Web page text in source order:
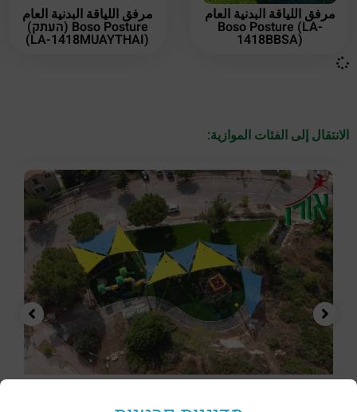
مرفق اللياقة البدنية العام
Boso Posture (LA-
1418BBSA)
مرفق اللياقة البدنية العام
Boso Posture (העתק)
(LA-1418MUAYTHAI)
الانتقال إلى الفئات الموازية: